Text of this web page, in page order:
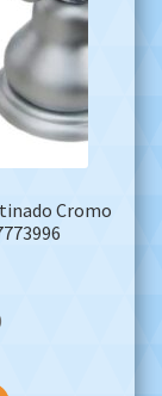
Cromo
Current
is: